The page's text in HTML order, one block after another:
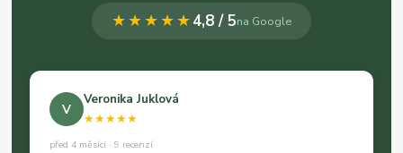
★★★★★4,8 / 5na Google
V
Veronika Juklová
★★★★★
před 4 měsíci · 9 recenzí